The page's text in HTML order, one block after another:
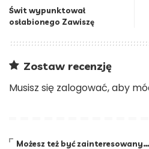
Świt wypunktował
osłabionego Zawiszę
Zostaw recenzję
Musisz się zalogować, aby
Możesz też być zainteresowany…